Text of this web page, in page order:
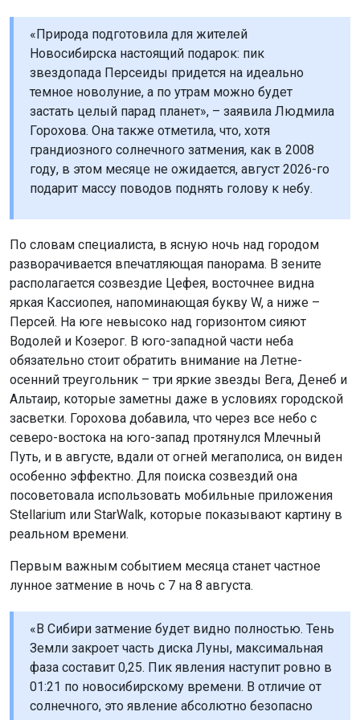
«Природа подготовила для жителей
Новосибирска настоящий подарок: пик
звездопада Персеиды придется на идеально
темное новолуние, а по утрам можно будет
застать целый парад планет», – заявила Людмила
Горохова. Она также отметила, что, хотя
грандиозного солнечного затмения, как в 2008
году, в этом месяце не ожидается, август 2026-го
подарит массу поводов поднять голову к небу.
По словам специалиста, в ясную ночь над городом
разворачивается впечатляющая панорама. В зените
располагается созвездие Цефея, восточнее видна
яркая Кассиопея, напоминающая букву W, а ниже –
Персей. На юге невысоко над горизонтом сияют
Водолей и Козерог. В юго-западной части неба
обязательно стоит обратить внимание на Летне-
осенний треугольник – три яркие звезды Вега, Денеб и
Альтаир, которые заметны даже в условиях городской
засветки. Горохова добавила, что через все небо с
северо-востока на юго-запад протянулся Млечный
Путь, и в августе, вдали от огней мегаполиса, он виден
особенно эффектно. Для поиска созвездий она
посоветовала использовать мобильные приложения
Stellarium или StarWalk, которые показывают картину в
реальном времени.
Первым важным событием месяца станет частное
лунное затмение в ночь с 7 на 8 августа.
«В Сибири затмение будет видно полностью. Тень
Земли закроет часть диска Луны, максимальная
фаза составит 0,25. Пик явления наступит ровно в
01:21 по новосибирскому времени. В отличие от
солнечного, это явление абсолютно безопасно